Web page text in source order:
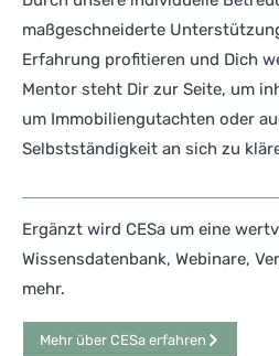
maßgeschneiderte
Erfahrung profitieren und Dich
Mentor steht Dir zur Seite, um
um Immobiliengutachten oder
Selbstständigkeit an sich zu
Ergänzt wird CESa um eine
Wissensdatenbank, Webinare,
mehr.
Mehr über CESa erfahren